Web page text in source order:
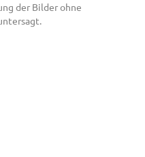
der Bilder ohne